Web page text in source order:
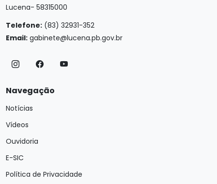
Lucena- 58315000
Telefone: (83) 32931-352
Email: gabinete@lucena.pb.gov.br
Navegação
Notícias
Vídeos
Ouvidoria
E-SIC
Política de Privacidade